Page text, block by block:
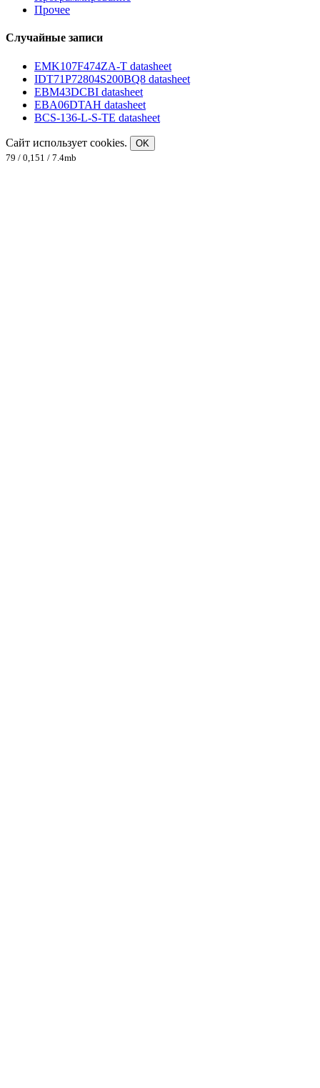
Прочее
Случайные записи
EMK107F474ZA-T datasheet
IDT71P72804S200BQ8 datasheet
EBM43DCBI datasheet
EBA06DTAH datasheet
BCS-136-L-S-TE datasheet
Сайт использует cookies.
OK
79 / 0,151 / 7.4mb